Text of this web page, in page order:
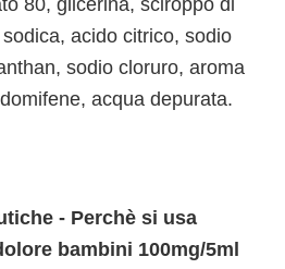
80, glicerina, sciroppo di
acido citrico, sodio
sodio cloruro, aroma
acqua depurata.
- Perchè si usa
bambini 100mg/5ml